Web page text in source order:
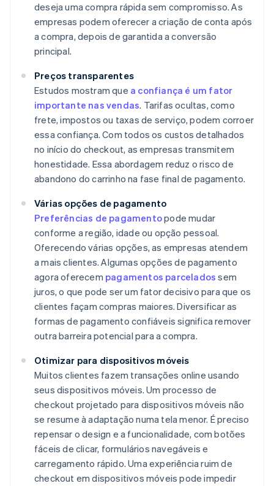
deseja uma compra rápida sem compromisso. As
empresas podem oferecer a criação de conta após
a compra, depois de garantida a conversão
principal.
Preços transparentes
Estudos mostram que a confiança é um fator
importante nas vendas. Tarifas ocultas, como
frete, impostos ou taxas de serviço, podem corroer
essa confiança. Com todos os custos detalhados
no início do checkout, as empresas transmitem
honestidade. Essa abordagem reduz o risco de
abandono do carrinho na fase final de pagamento.
Várias opções de pagamento
Preferências de pagamentopode mudar
conforme a região, idade ou opção pessoal.
Oferecendo várias opções, as empresas atendem
a mais clientes. Algumas opções de pagamento
agora oferecem pagamentos parcelados sem
juros, o que pode ser um fator decisivo para que os
clientes façam compras maiores. Diversificar as
formas de pagamento confiáveis significa remover
outra barreira potencial para a compra.
Otimizar para dispositivos móveis
Muitos clientes fazem transações online usando
seus dispositivos móveis. Um processo de
checkout projetado para dispositivos móveis não
se resume à adaptação numa tela menor. É preciso
repensar o design e a funcionalidade, com botões
fáceis de clicar, formulários navegáveis e
carregamento rápido. Uma experiência ruim de
checkout em dispositivos móveis pode impedir